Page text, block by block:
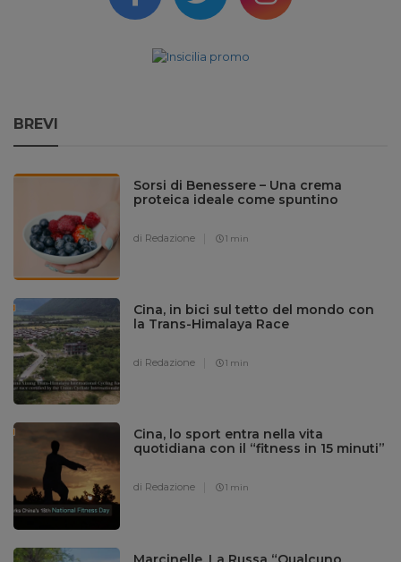
BREVI
Sorsi di Benessere – Una crema
proteica ideale come spuntino
di Redazione 1 min
Cina, in bici sul tetto del mondo con
la Trans-Himalaya Race
di Redazione 1 min
Cina, lo sport entra nella vita
quotidiana con il “fitness in 15 minuti”
di Redazione 1 min